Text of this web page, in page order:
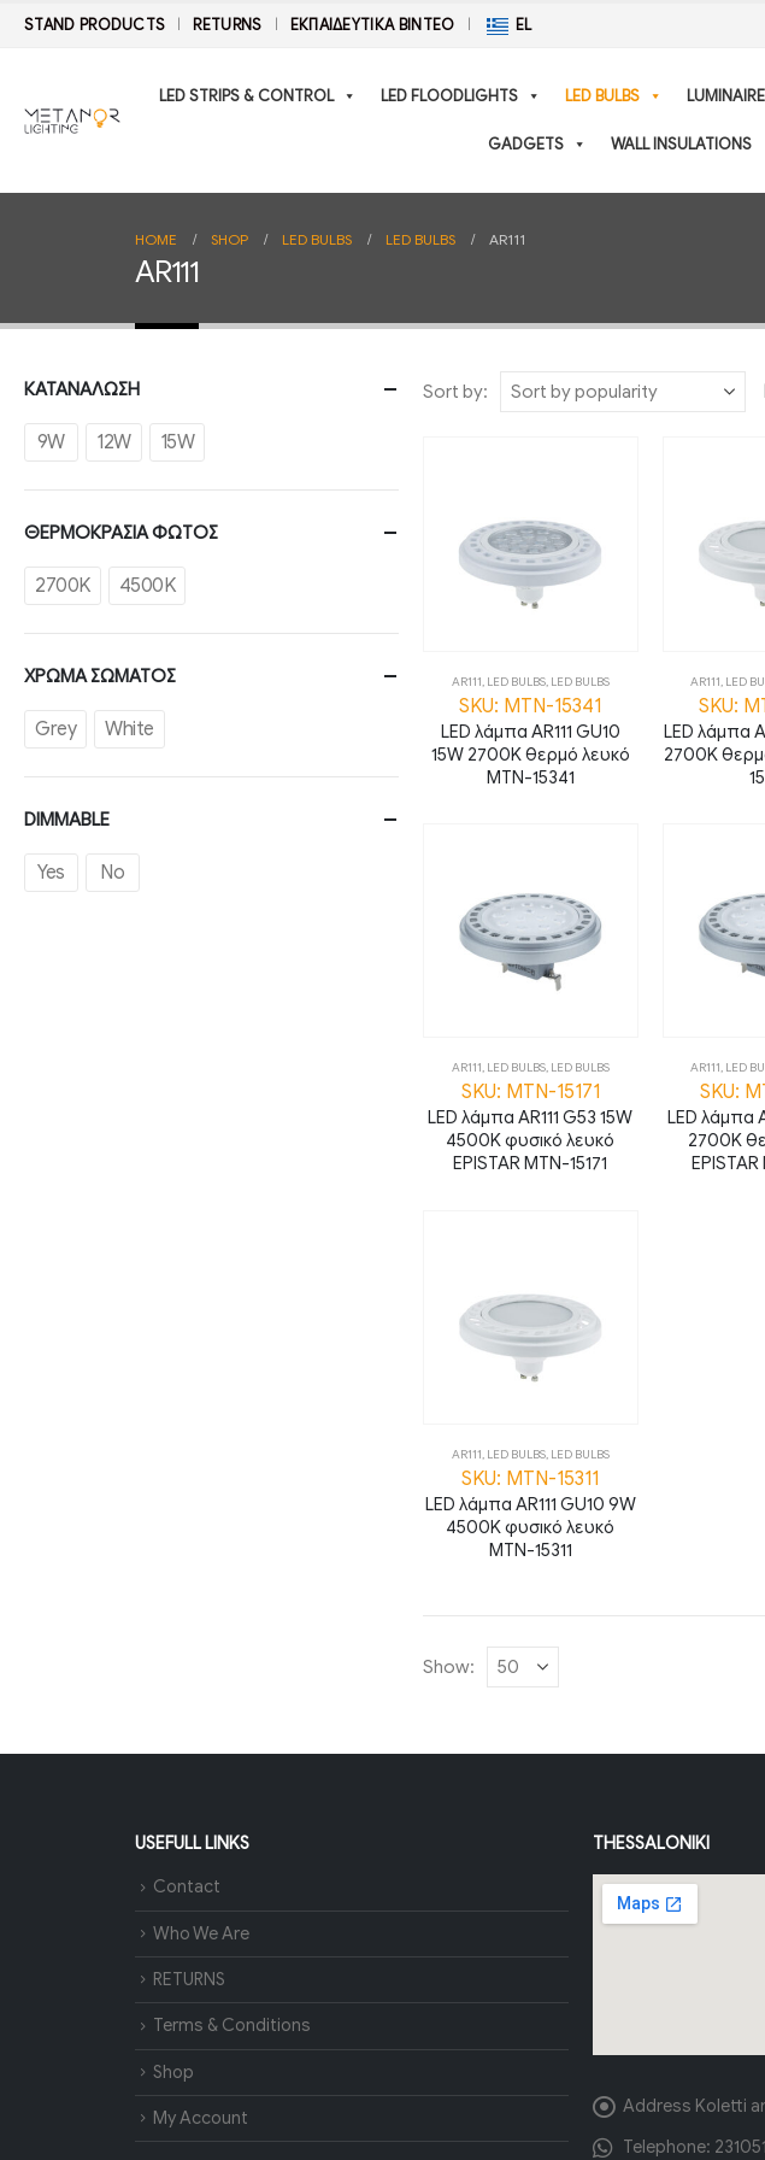
STAND PRODUCTS RETURNS ΕΚΠΑΙΔΕΥΤΙΚΑ ΒΙΝΤΕΟ EL
LED STRIPS & CONTROL LED FLOODLIGHTS LED BULBS
GADGETS WALL INSULATIONS
HOME SHOP LED BULBS LED BULBS AR111
AR111
Sort by:
AR111 LED BULBS, LED BULBS
SKU: MTN-15341
LED λάμπα AR111 GU10
15W 2700K θερμό λευκό
MTN-15341
AR111 LED
SKU:
LED λάμπα
2700K
AR111, LED BULBS, LED BULBS
SKU: MTN-15171
LED λάμπα AR111 G53 15W
4500K φυσικό λευκό
EPISTAR MTN-15171
AR111, LED
SKU:
LED λάμπα
2700K
EPISTAR
AR111, LED BULBS, LED BULBS
SKU: MTN-15311
LED λάμπα AR111 GU10 9W
4500K φυσικό λευκό
MTN-15311
Show:
ΚΑΤΑΝΑΛΩΣΗ
9W 12W 15W
ΘΕΡΜΟΚΡΑΣΙΑ ΦΩΤΟΣ
2700K 4500K
ΧΡΩΜΑ ΣΩΜΑΤΟΣ
Grey White
DIMMABLE
Yes No
USEFULL LINKS
Contact
Who We Are
RETURNS
Terms & Conditions
Shop
My Account
THESSALONIKI
Address Koletti
Telephone: